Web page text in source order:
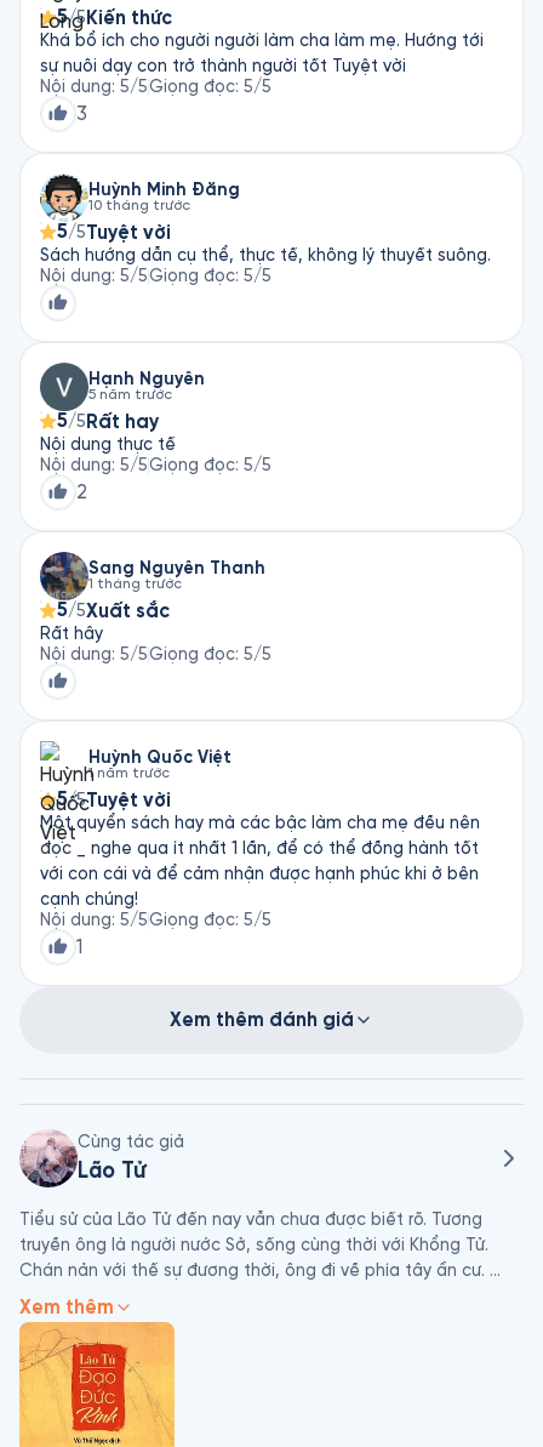
5/5 Kiến thức
Khá bổ ích cho người người làm cha làm mẹ. Hướng tới
sự nuôi dạy con trở thành người tốt Tuyệt vời
Nội dung: 5/5Giọng đọc: 5/5
3
Huỳnh Minh Đăng
10 tháng trước
5/5Tuyệt vời
Sách hướng dẫn cụ thể, thực tế, không lý thuyết suông.
Nội dung: 5/5Giọng đọc: 5/5
Hạnh Nguyễn
5 năm trước
5/5 Rất hay
Nội dung thực tế
Nội dung: 5/5Giọng đọc: 5/5
2
Sang Nguyễn Thanh
1 tháng trước
5/5Xuất sắc
Rất hây
Nội dung: 5/5Giọng đọc: 5/5
Huỳnh Quốc Việt
1 năm trước
5/5Tuyệt vời
Một quyển sách hay mà các bậc làm cha mẹ đều nên
đọc _ nghe qua ít nhất 1 lần, để có thể đồng hành tốt
với con cái và để cảm nhận được hạnh phúc khi ở bên
cạnh chúng!
Nội dung: 5/5Giọng đọc: 5/5
1
Xem thêm đánh giá
Cùng tác giả
Lão Tử
Tiểu sử của Lão Tử đến nay vẫn chưa được biết rõ. Tương
truyền ông là người nước Sở, sống cùng thời với Khổng Tử.
Chán nản với thế sự đương thời, ông đi về phía tây ẩn cư.
Trước khi ra khỏi cửa ải Hàn Quốc, ông để lại cho hậu thế tác
phẩm Đạo đức kinh.
Xem thêm